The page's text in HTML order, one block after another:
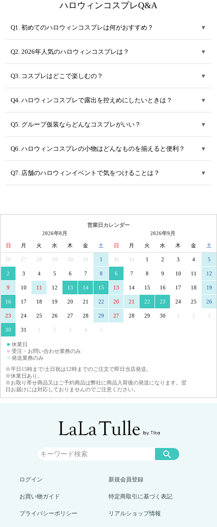
ハロウィンコスプレQ&A
Q1. 初めてのハロウィンコスプレは何がおすすめ？ ▼
Q2. 2026年人気のハロウィンコスプレは？ ▼
Q3. コスプレはどこで楽しむの？ ▼
Q4. ハロウィンコスプレで露出を控えめにしたいときは？ ▼
Q5. グループ仮装ならどんなコスプレがいい？ ▼
Q6. ハロウィンコスプレの小物はどんなものを揃えると便利？ ▼
Q7. 店舗のハロウィンイベントで気をつけることは？ ▼
営業日カレンダー
2026年8月
日 月 火 水 木 金 土
26 27 28 29 30 31 1
2 3 4 5 6 7 8
9 10 11 12 13 14 15
16 17 18 19 20 21 22
23 24 25 26 27 28 29
30 31 1 2 3 4 5
2026年9月
日 月 火 水 木 金 土
30 31 1 2 3 4 5
6 7 8 9 10 11 12
13 14 15 16 17 18 19
20 21 22 23 24 25 26
27 28 29 30 1 2 3
■ 休業日
■ 受注・お問い合わせ業務のみ
■ 発送業務のみ
※平日15時まで/土日祝は12時までのご注文で即日当店発送。
※休業日あり。
※お取り寄せ商品又はご予約商品は弊社に商品入荷後の発送になります。翌
日お届けには対応しておりませんのでご注意ください。
ログイン 新規会員登録
お買い物ガイド 特定商取引に基づく表記
プライバシーポリシー リアルショップ情報